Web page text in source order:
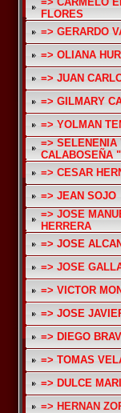
FLORES
=> GERARDO
=> OLIANA
=> JUAN
=> GILMARY
=> YOLMAN
=> SELENENIA
CALABOSEÑA "
=> CESAR
=> JEAN SOJO
=> JOSE
HERRERA
=> JOSE
=> JOSE
=> VICTOR
=> JOSE
=> DIEGO
=> TOMAS
=> DULCE
=> HERNAN